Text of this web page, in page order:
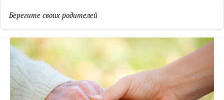
Берегите своих родителей